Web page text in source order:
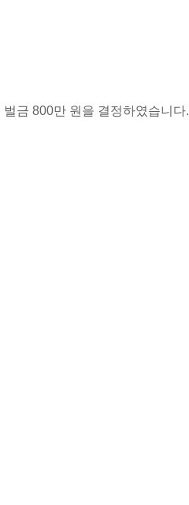
벌금 800만 원을 결정하였습니다.